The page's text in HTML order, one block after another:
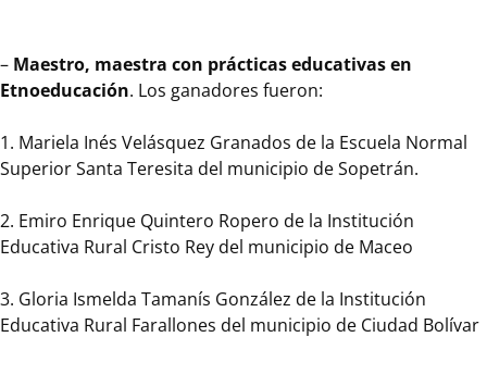
– Maestro, maestra con prácticas educativas en
Etnoeducación. Los ganadores fueron:
1. Mariela Inés Velásquez Granados de la Escuela Normal
Superior Santa Teresita del municipio de Sopetrán.
2. Emiro Enrique Quintero Ropero de la Institución
Educativa Rural Cristo Rey del municipio de Maceo
3. Gloria Ismelda Tamanís González de la Institución
Educativa Rural Farallones del municipio de Ciudad Bolívar
mejoramiento
de
enseñanza
para
consolidación
de
más
incluyentes